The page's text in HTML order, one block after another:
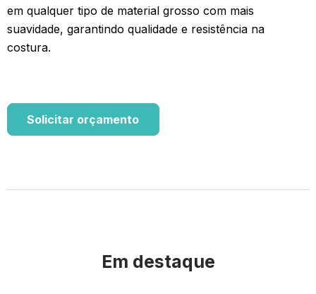
em qualquer tipo de material grosso com mais
suavidade, garantindo qualidade e resistência na
costura.
Solicitar orçamento
Em destaque